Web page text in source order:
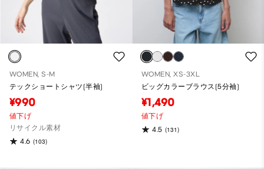
WOMEN, S-M
テックショートシャツ(半袖)
¥990
値下げ
リサイクル素材
4.6 (103)
WOMEN, XS-3XL
ビッグカラーブラウス(5分袖)
¥1,490
値下げ
4.5 (131)